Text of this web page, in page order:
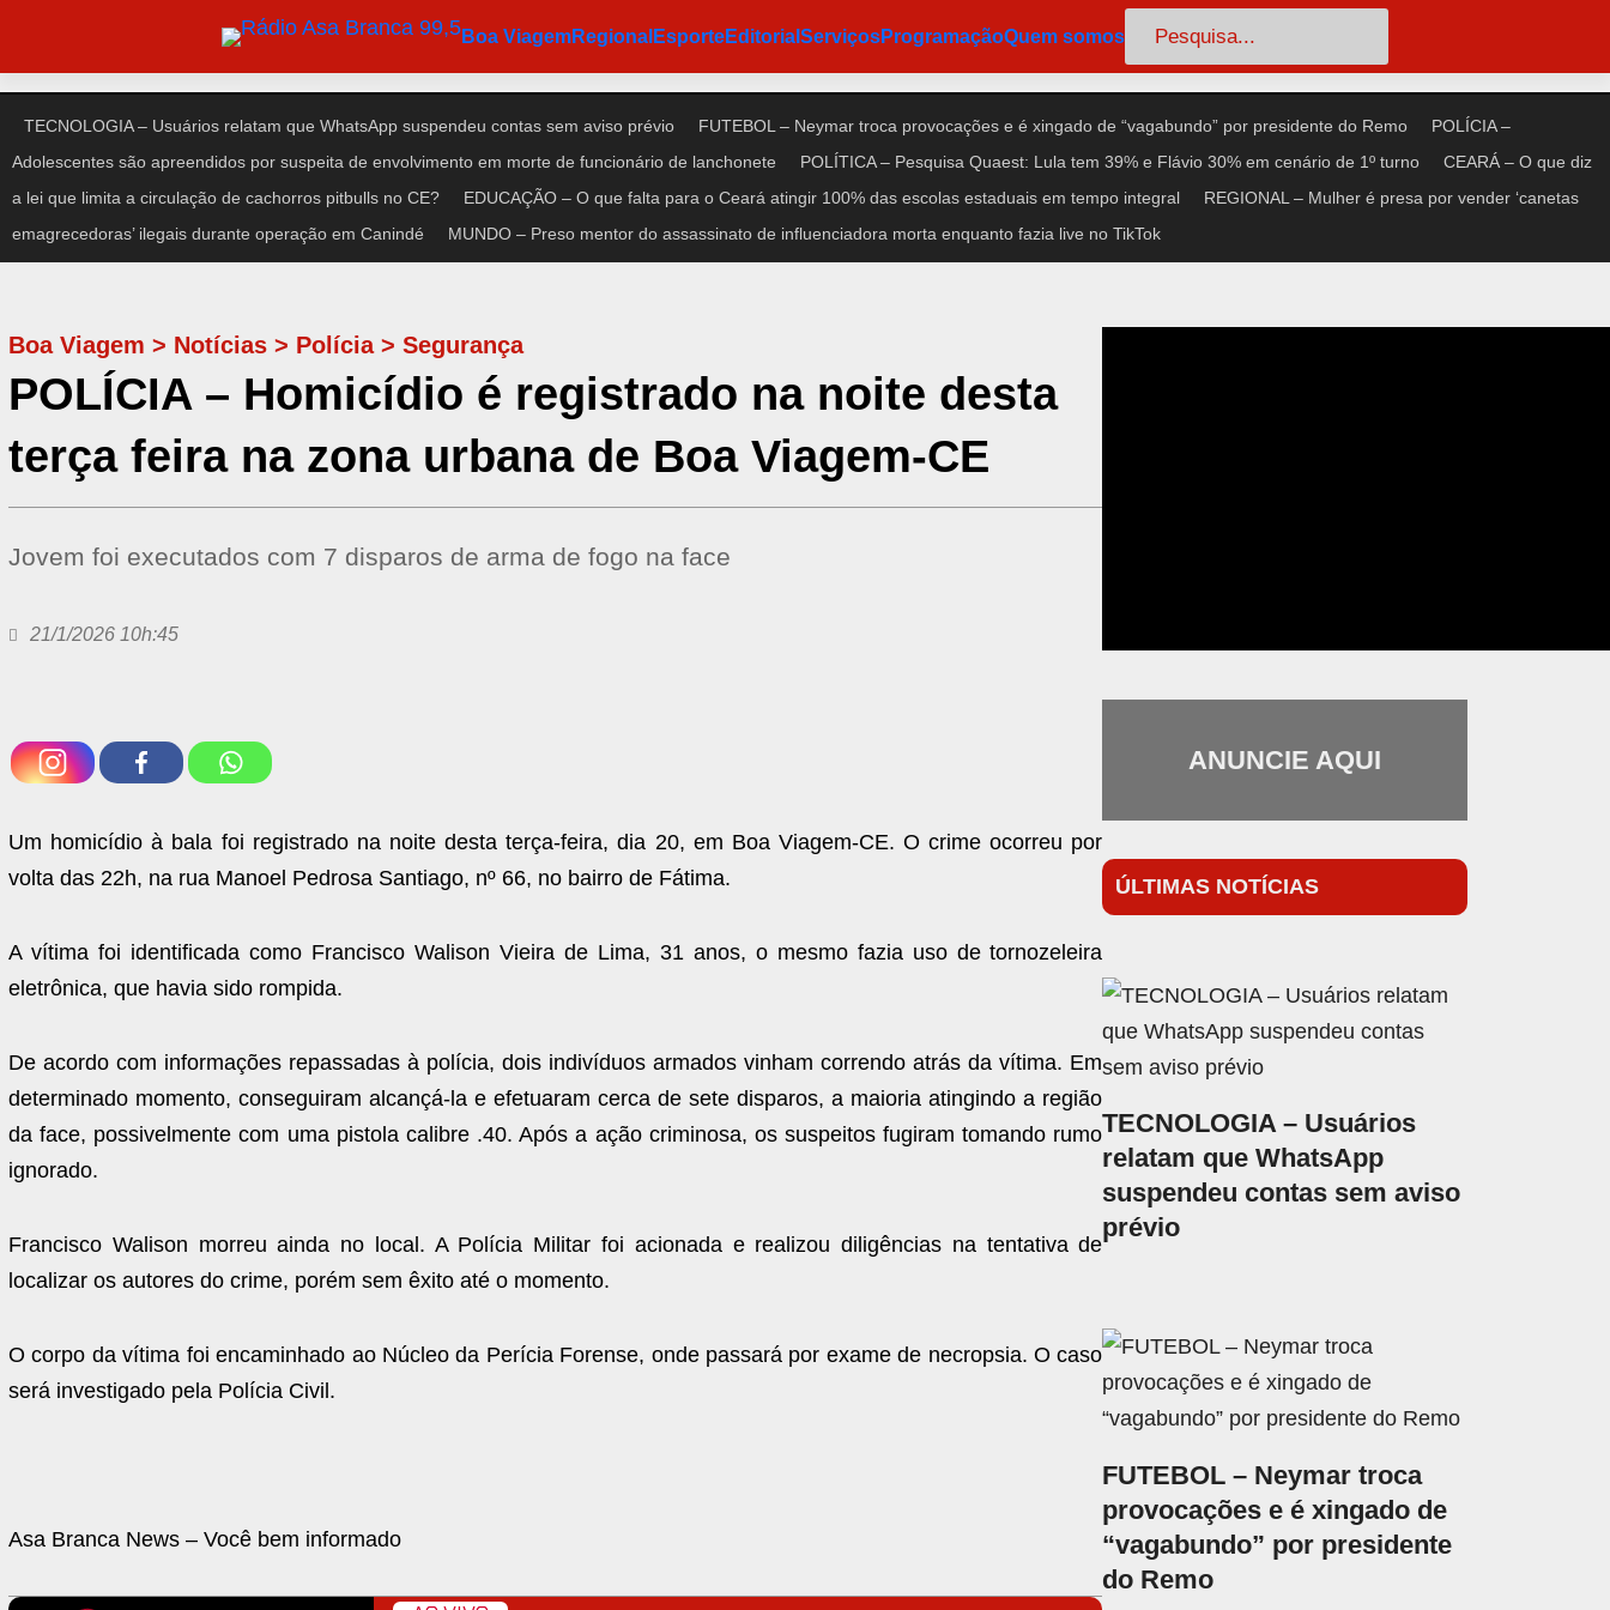
o
conteúdo
Boa ViagemRegional EsporteEditorial ServiçosProgramaçãoQuem somos Pesquisar
TECNOLOGIA – Usuários relatam que WhatsApp suspendeu contas sem aviso prévio FUTEBOL – Neymar troca provocações e é xingado de “vagabundo” por presidente do Remo
POLÍCIA –
Adolescentes são apreendidos por suspeita de envolvimento em morte de funcionário de lanchonete
POLÍTICA – Pesquisa Quaest: Lula tem 39% e Flávio 30% em cenário de 1º turno
CEARÁ – O que diz
a lei que limita a circulação de cachorros pitbulls no CE?
EDUCAÇÃO – O que falta para o Ceará atingir 100% das escolas estaduais em tempo integral
REGIONAL – Mulher é presa por vender ‘canetas
emagrecedoras’ ilegais durante operação em Canindé
MUNDO – Preso mentor do assassinato de influenciadora morta enquanto fazia live no TikTok
Boa Viagem > Notícias > Polícia>Segurança
POLÍCIA – Homicídio é registrado na noite desta
terça feira na zona urbana de Boa Viagem-CE
Jovem foi executados com 7 disparos de arma de fogo na face
21/1/2026 10h:45
Um homicídio à bala foi registrado na noite desta terça-feira, dia 20, em Boa Viagem-CE. O crime ocorreu por
volta das 22h, na rua Manoel Pedrosa Santiago, nº 66, no bairro de Fátima.
A vítima foi identificada como Francisco Walison Vieira de Lima, 31 anos, o mesmo fazia uso de tornozeleira
eletrônica, que havia sido rompida.
De acordo com informações repassadas à polícia, dois indivíduos armados vinham correndo atrás da vítima. Em
determinado momento, conseguiram alcançá-la e efetuaram cerca de sete disparos, a maioria atingindo a região
da face, possivelmente com uma pistola calibre .40. Após a ação criminosa, os suspeitos fugiram tomando rumo
ignorado.
Francisco Walison morreu ainda no local. A Polícia Militar foi acionada e realizou diligências na tentativa de
localizar os autores do crime, porém sem êxito até o momento.
O corpo da vítima foi encaminhado ao Núcleo da Perícia Forense, onde passará por exame de necropsia. O caso
será investigado pela Polícia Civil.
Asa Branca News – Você bem informado
ANUNCIE AQUI
ÚLTIMAS NOTÍCIAS
TECNOLOGIA – Usuários
relatam que WhatsApp
suspendeu contas sem aviso
prévio
FUTEBOL – Neymar troca
provocações e é xingado de
“vagabundo” por presidente
do Remo